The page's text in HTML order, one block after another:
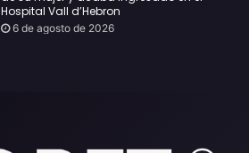
Hospital Vall d’Hebron
6 de agosto de 2026